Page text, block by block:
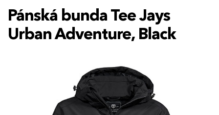
Pánská bunda Tee Jays
Urban Adventure, Black